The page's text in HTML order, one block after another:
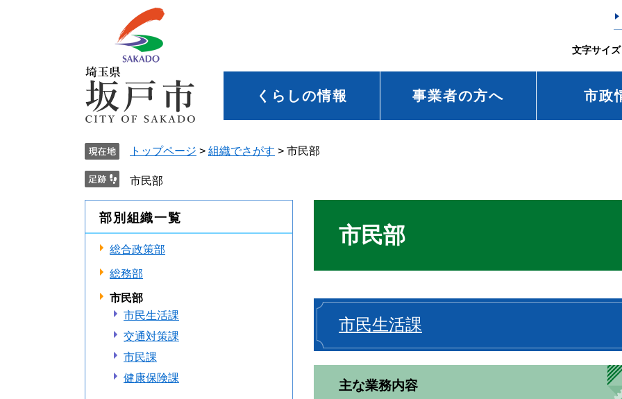
文字サイズ
くらしの情報 事業者の方へ 市政
トップページ > 組織でさがす > 市民部
市民部
市民部
市民生活課
主な業務内容
部別組織一覧
総合政策部
総務部
市民部
市民生活課
交通対策課
市民課
健康保険課